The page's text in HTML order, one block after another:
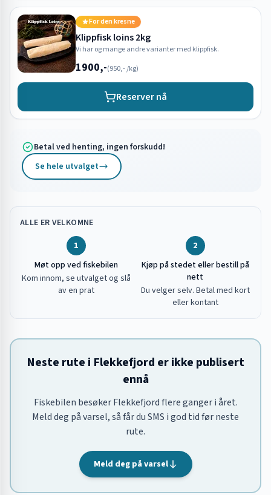
For den kresne
Klippfisk loins 2kg
Vi har og mange andre varianter med klippfisk.
1900,-(950,-/kg)
Reserver nå
Betal ved henting, ingen forskudd!
Se hele utvalget
ALLE ER VELKOMNE
1
Møt opp ved fiskebilen
Kom innom, se utvalget og slå
av en prat
2
Kjøp på stedet eller bestill på
nett
Du velger selv. Betal med kort
eller kontant
Neste rute i Flekkefjord er ikke publisert
ennå
Fiskebilen besøker Flekkefjord flere ganger i året.
Meld deg på varsel, så får du SMS i god tid før neste
rute.
Meld deg på varsel